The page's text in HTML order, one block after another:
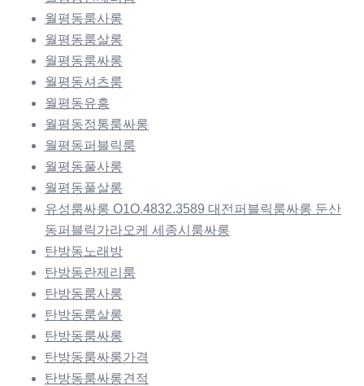
월평동룸사롱
월평동룸살롱
월평동룸싸롱
월평동셔츠룸
월평동유흥
월평동정통룸싸롱
월평동퍼블릭룸
월평동풀사롱
월평동풀살롱
유성룸싸롱 O1O.4832.3589 대전퍼블릭룸싸롱 둔산
동퍼블릭가라오케 세종시룸싸롱
탄방동노래방
탄방동란제리룸
탄방동룸사롱
탄방동룸살롱
탄방동룸싸롱
탄방동룸싸롱가격
탄방동룸싸롱견적